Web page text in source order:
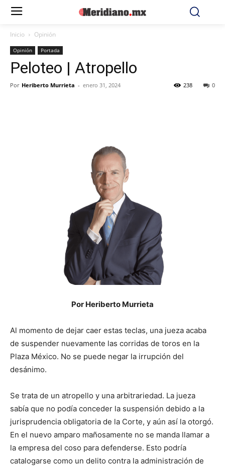
Inicio Opinión
Opinión Portada
Peloteo | Atropello
Por Heriberto Murrieta - enero 31, 2024 0
238
Por Heriberto Murrieta
Al momento de dejar caer estas teclas, una jueza acaba
de suspender nuevamente las corridas de toros en la
Plaza México. No se puede negar la irrupción del
desánimo.
Se trata de un atropello y una arbitrariedad. La jueza
sabía que no podía conceder la suspensión debido a la
jurisprudencia obligatoria de la Corte, y aún así la otorgó.
En el nuevo amparo mañosamente no se manda llamar a
la empresa del coso para defenderse. Esto podría
catalogarse como un delito contra la administración de